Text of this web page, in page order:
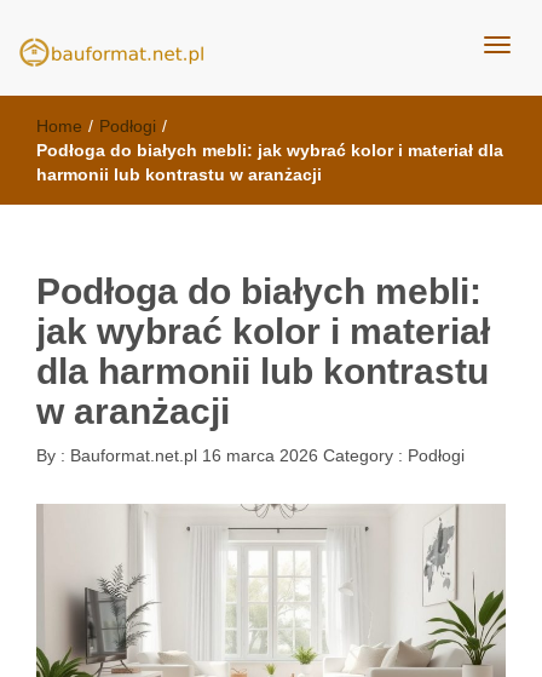
meble kuchenne Bauformat
Home / Podłogi /
Podłoga do białych mebli: jak wybrać kolor i materiał dla
harmonii lub kontrastu w aranżacji
Podłoga do białych mebli:
jak wybrać kolor i materiał
dla harmonii lub kontrastu
w aranżacji
By : Bauformat.net.pl 16 marca 2026 Category : Podłogi